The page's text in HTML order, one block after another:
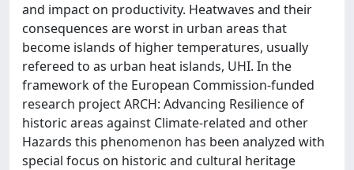
and impact on productivity. Heatwaves and their
consequences are worst in urban areas that
become islands of higher temperatures, usually
refereed to as urban heat islands, UHI. In the
framework of the European Commission-funded
research project ARCH: Advancing Resilience of
historic areas against Climate-related and other
Hazards this phenomenon has been analyzed with
special focus on historic and cultural heritage